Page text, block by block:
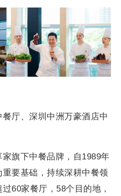
厅、深圳中洲万豪酒店中
旗下中餐品牌，自1989年
要基础，持续深耕中餐领
60家餐厅，58个目的地，